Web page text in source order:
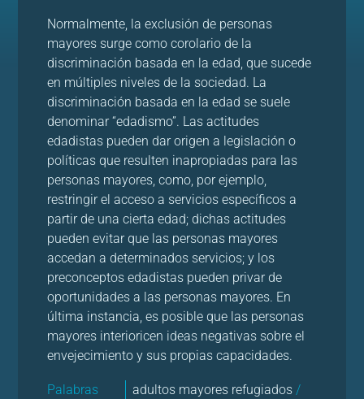
Normalmente, la exclusión de personas
mayores surge como corolario de la
discriminación basada en la edad, que sucede
en múltiples niveles de la sociedad. La
discriminación basada en laedad se suele
denominar “edadismo”. Las actitudes
edadistas pueden dar origen a legislación o
políticas que resulten inapropiadas para las
personas mayores, como, por ejemplo,
restringir el acceso a servicios específicos a
partir de una cierta edad; dichas actitudes
pueden evitar que las personas mayores
accedan a determinados servicios; y los
preconceptos edadistas pueden privar de
oportunidades a las personas mayores. En
última instancia, es posibleque las personas
mayores interioricen ideas negativas sobre el
envejecimiento y sus propias capacidades.
Palabras
adultos mayores refugiados/